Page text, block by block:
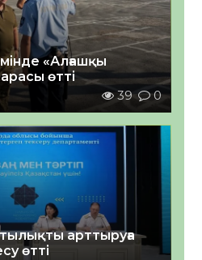
«Алғашқы
өтті
39 0
арттыруға
өтті